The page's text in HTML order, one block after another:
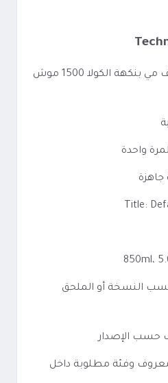
اسم المنتج: سحبة بف مي بنكهة الكولا 1500 موش
واحدة
حسب النسخة أو الملحق
حسب الإصدار
وفئة مطلوبة داخل